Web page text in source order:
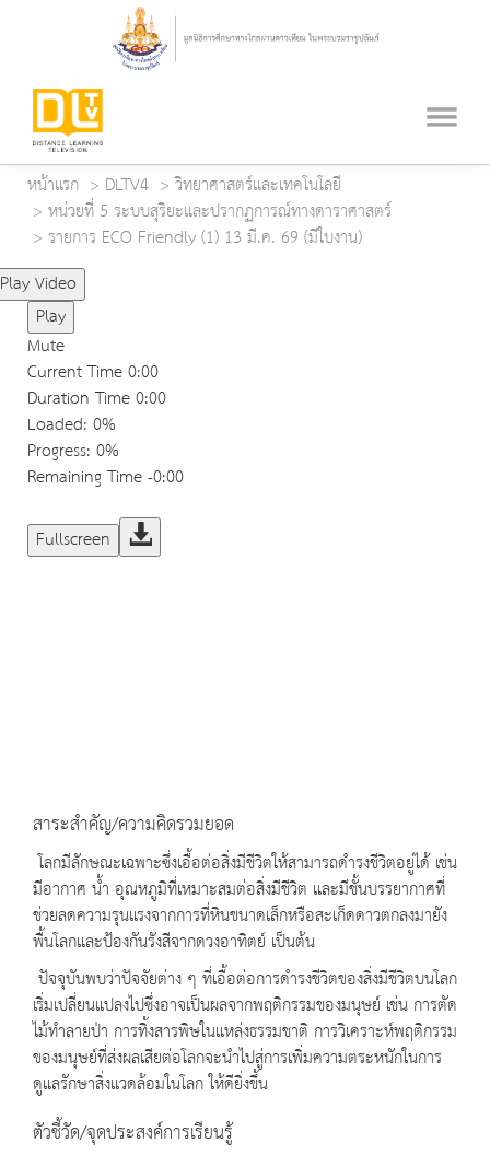
หน้าแรก DLTV4
วิทยาศาสตร์และเทคโนโลยี
หน่วยที่ 5 ระบบสุริยะและปรากฏการณ์ทางดาราศาสตร์
รายการ ECO Friendly (1) 13 มี.ค. 69 (มีใบงาน)
Play Video
Play
Mute
Current Time0:00
Duration Time0:00
Loaded: 0%
Progress: 0%
Remaining Time-0:00
Fullscreen
สาระสำคัญ/ความคิดรวมยอด
โลกมีลักษณะเฉพาะซึ่งเอื้อต่อสิ่งมีชีวิตให้สามารถดำรงชีวิตอยู่ได้ เช่น
มีอากาศ น้ำ อุณหภูมิที่เหมาะสมต่อสิ่งมีชีวิต และมีชั้นบรรยากาศที่
ช่วยลดความรุนแรงจากการที่หินขนาดเล็กหรือสะเก็ดดาวตกลงมายัง
พื้นโลกและป้องกันรังสีจากดวงอาทิตย์ เป็นต้น
ปัจจุบันพบว่าปัจจัยต่าง ๆ ที่เอื้อต่อการดำรงชีวิตของสิ่งมีชีวิตบนโลก
เริ่มเปลี่ยนแปลงไปซึ่งอาจเป็นผลจากพฤติกรรมของมนุษย์ เช่น การตัด
ไม้ทำลายป่า การทิ้งสารพิษในแหล่งธรรมชาติ การวิเคราะห์พฤติกรรม
ของมนุษย์ที่ส่งผลเสียต่อโลกจะนำไปสู่การเพิ่มความตระหนักในการ
ดูแลรักษาสิ่งแวดล้อมในโลก ให้ดียิ่งขึ้น
ตัวชี้วัด/จุดประสงค์การเรียนรู้